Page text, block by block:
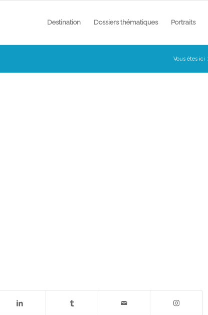
Destination Dossiers thématiques Portraits
Vous êtes ici :